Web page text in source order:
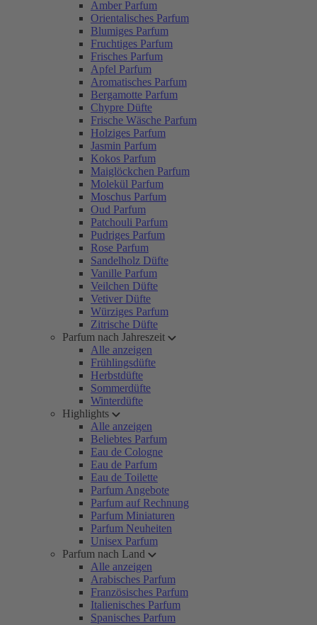
Amber Parfum
Orientalisches Parfum
Blumiges Parfum
Fruchtiges Parfum
Frisches Parfum
Apfel Parfum
Aromatisches Parfum
Bergamotte Parfum
Chypre Düfte
Frische Wäsche Parfum
Holziges Parfum
Jasmin Parfum
Kokos Parfum
Maiglöckchen Parfum
Molekül Parfum
Moschus Parfum
Oud Parfum
Patchouli Parfum
Pudriges Parfum
Rose Parfum
Sandelholz Düfte
Vanille Parfum
Veilchen Düfte
Vetiver Düfte
Würziges Parfum
Zitrische Düfte
Parfum nach Jahreszeit
Alle anzeigen
Frühlingsdüfte
Herbstdüfte
Sommerdüfte
Winterdüfte
Highlights
Alle anzeigen
Beliebtes Parfum
Eau de Cologne
Eau de Parfum
Eau de Toilette
Parfum Angebote
Parfum auf Rechnung
Parfum Miniaturen
Parfum Neuheiten
Unisex Parfum
Parfum nach Land
Alle anzeigen
Arabisches Parfum
Französisches Parfum
Italienisches Parfum
Spanisches Parfum